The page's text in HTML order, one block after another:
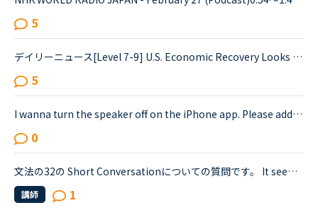
5
デイリーニュース[Level 7-9] U.S. Economic Recovery Looks Bleakの1つの文が訳せません。教えていただけると嬉しいです。Economists are downgrading their expectations for the strength of the economic rec...
5
I wanna turn the speaker off on the iPhone app. Please add a function to kill the speaker on the app.Very loud voice of tutors is coming from the speaker while tutors can not be hearing voice of us...
0
文法の32の Short Conversationについての質問です。 It seems like Daniel and Olivia are distracted by the street noises this evening.Olivia What's the matter? You are thinking about something, aren't...
講師 1